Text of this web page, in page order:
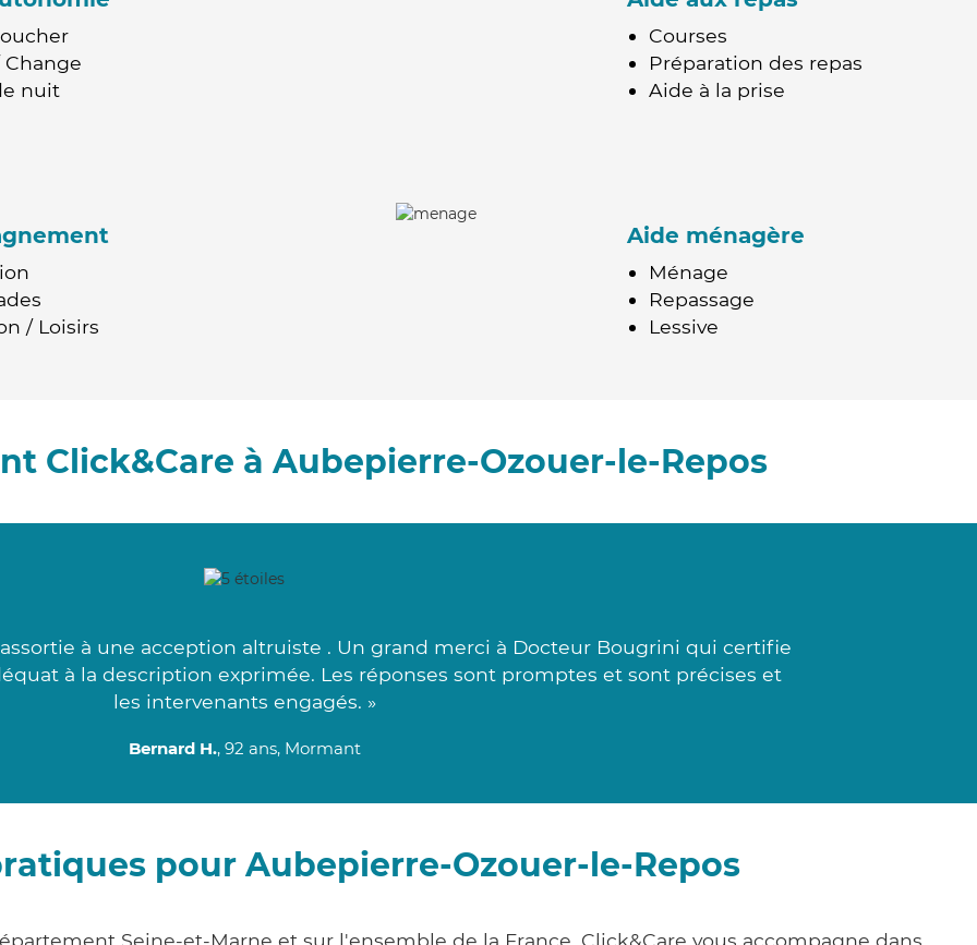
nuit
Courses
Préparation des repas
Aide à la prise
/ Loisirs
Aide ménagère
Ménage
Repassage
Lessive
Click&Care à Aubepierre-Ozouer-le-Repos
à une acception altruiste . Un grand merci à Docteur Bougrini qui certifie
à la description exprimée. Les réponses sont promptes et sont précises et
les intervenants engagés. »
Bernard H., 92 ans, Mormant
pour Aubepierre-Ozouer-le-Repos